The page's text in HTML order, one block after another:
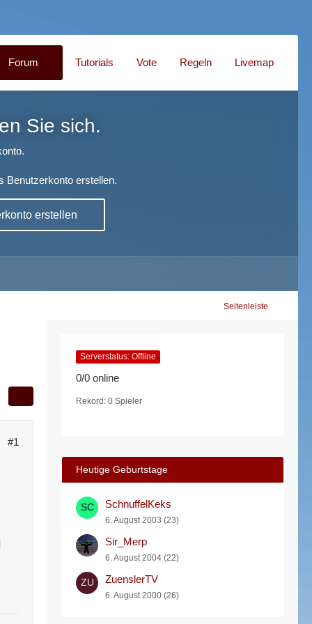
Forum Tutorials Vote Regeln Livemap
Sie sich.
Benutzerkonto erstellen.
erstellen
Seitenleiste
#1
Serverstatus: Offline
0/0 online
Rekord: 0 Spieler
Heutige Geburtstage
SchnuffelKeks
6. August 2003 (23)
Sir_Merp
6. August 2004 (22)
ZuenslerTV
6. August 2000 (26)